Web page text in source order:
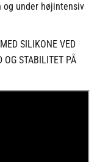
og under højintensiv
SILIKONE VED
OG STABILITET PÅ